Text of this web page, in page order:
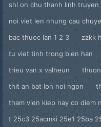
shl on chu thanh linh truyen
noi viet len nhung cau
bac thuoc lan 1 2 3
zzkk h
tu viet tinh trong bien han
trieu van x valheun
thit an bat lon noi ngon
tham vien kiep nay co diem
t 25c3 25acmki 25e1 25ba